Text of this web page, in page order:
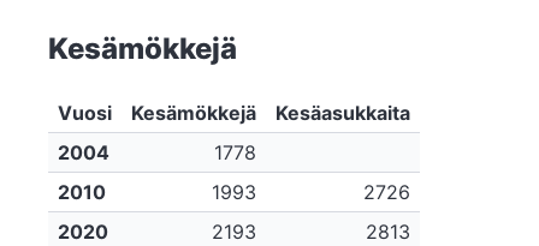
Kesämökkejä
Vuosi Kesämökkejä
Kesäasukkaita
2004
1778
2010
1993
2726
2020
2193 2813